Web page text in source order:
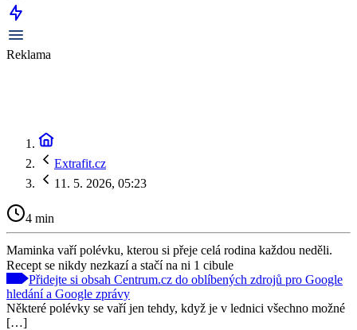
Reklama
Extrafit.cz
11. 5. 2026, 05:23
4 min
Maminka vaří polévku, kterou si přeje celá rodina každou neděli.
Recept se nikdy nezkazí a stačí na ni 1 cibule
Přidejte si obsah Centrum.cz do oblíbených zdrojů pro Google
hledání a Google zprávy
Některé polévky se vaří jen tehdy, když je v lednici všechno možné
[…]